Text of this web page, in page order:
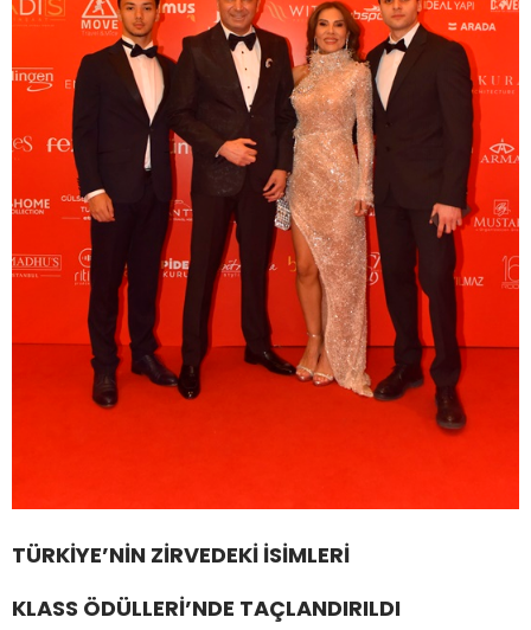
TÜRKİYE’NİN ZİRVEDEKİ İSİMLERİ
KLASS ÖDÜLLERİ’NDE TAÇLANDIRILDI